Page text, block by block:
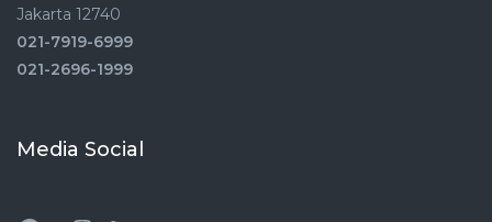
Jakarta 12740
021-7919-6999
021-2696-1999
Media Social